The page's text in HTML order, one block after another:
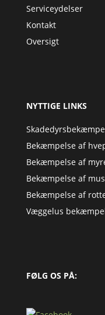
Serviceydelser
Kontakt
Oversigt
NYTTIGE LINKS
Bekæmpelse af
Bekæmpelse af
Bekæmpelse af mus
Bekæmpelse af
Væggelus
FØLG OS PÅ: